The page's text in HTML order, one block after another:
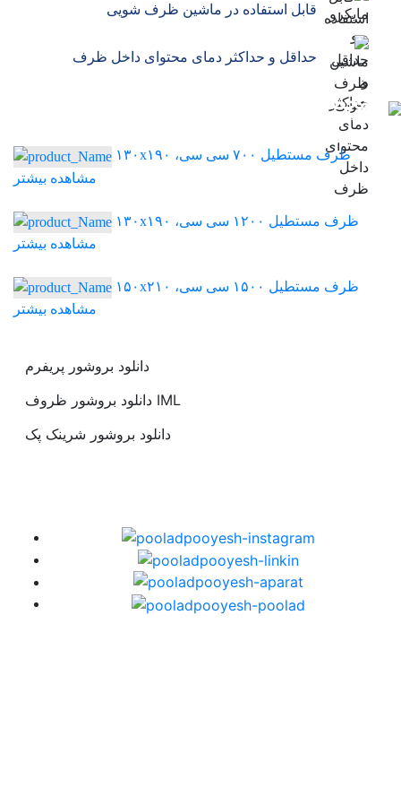
قابل استفاده در ماشین ظرف شویی
حداقل و حداکثر دمای محتوای داخل ظرف
محصولات
مرتبط
ظرف مستطیل ۷۰۰ سی سی، ۱۳۰x۱۹۰
مشاهده بیشتر
ظرف مستطیل ۱۲۰۰ سی سی، ۱۳۰x۱۹۰
مشاهده بیشتر
ظرف مستطیل ۱۵۰۰ سی سی، ۱۵۰x۲۱۰
مشاهده بیشتر
دانلود بروشور پریفرم
دانلود بروشور ظروف IML
دانلود بروشور شرینک پک